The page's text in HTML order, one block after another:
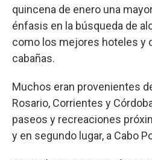
quincena de enero una
énfasis en la búsqueda de
como los mejores hoteles y
cabañas.
Muchos eran provenientes
Rosario, Corrientes y
paseos y recreaciones
y en segundo lugar, a Cabo